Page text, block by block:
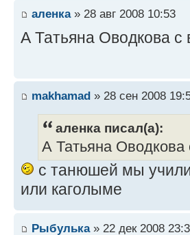
аленка» 28 авг 2008 10:53
А Татьяна Оводкова с
makhamad » 28 сен 2008
аленка писал(а):
А Татьяна Оводкова
с танюшей мы
или каголыме
Рыбулька» 22 дек 2008